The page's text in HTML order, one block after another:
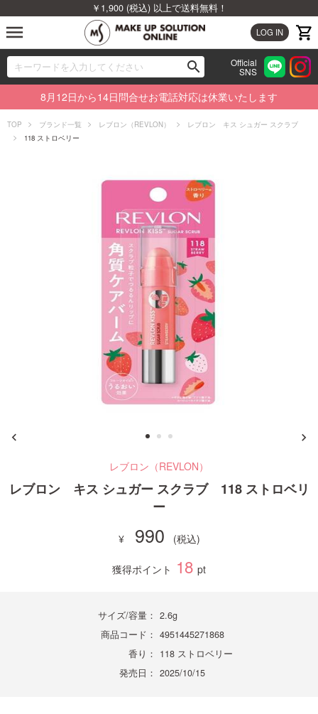
￥1,900 (税込) 以上で送料無料！
LOG IN
menu
search
00
Official
SNS
ブランドから探す
カテゴリから探す
ランキングから探す
ビューティジャーナルから探す
8月12日から14日問合せお電話対応は休業いたします
TOP ブランド一覧 レブロン（REVLON）
レブロン キス シュガー スクラブ
118 ストロベリー
レブロン（REVLON）
レブロン キス シュガー スクラブ 118 ストロベリ
ー
990
獲得ポイント 18 pt
サイズ/容量： 2.6g
商品コード： 4951445271868
香り：
118 ストロベリー
発売日： 2025/10/15